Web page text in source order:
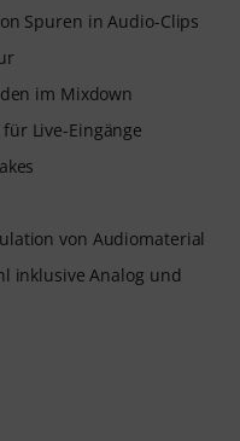
über Mixing-
hin zu Hooks für
um aus Ideen
Spuren in Audio-Clips
im Mixdown
Live-Eingänge
von Audiomaterial
inklusive Analog und